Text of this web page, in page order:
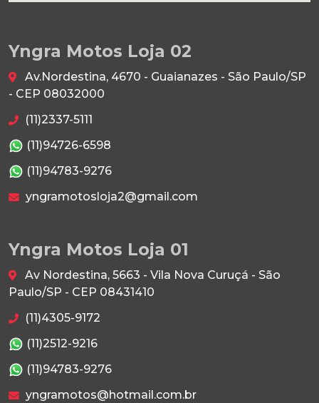
Yngra Motos Loja 02
Av.Nordestina, 4670 - Guaianazes - São Paulo/SP
- CEP 08032000
(11)2337-5111
(11)94726-6598
(11)94783-9276
yngramotosloja2@gmail.com
Yngra Motos Loja 01
Av Nordestina, 5663 - Vila Nova Curuçá - São
Paulo/SP - CEP 08431410
(11)4305-9172
(11)2512-9216
(11)94783-9276
yngramotos@hotmail.com.br